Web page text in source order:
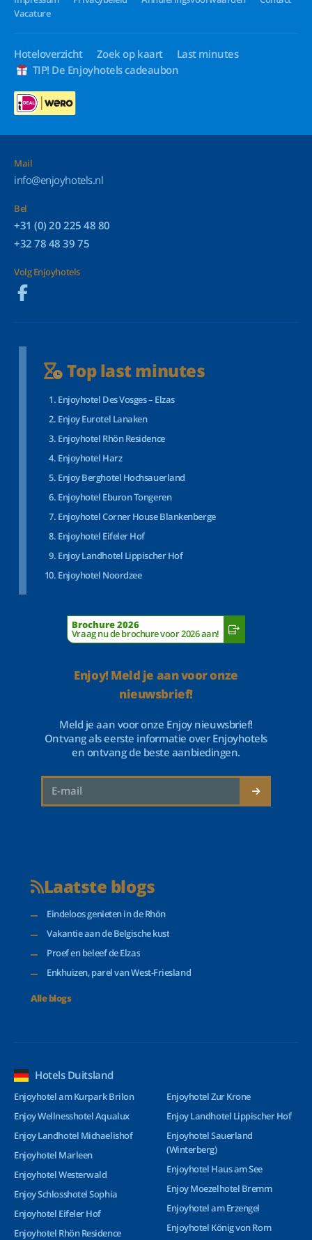
Vacature
Hoteloverzicht Zoek op kaart
Last minutes
TIP! De Enjoyhotels cadeaubon
Mail
info@enjoyhotels.nl
Bel
+31 (0) 20 225 48 80
+32 78 48 39 75
Volg Enjoyhotels
Top last minutes
Enjoyhotel Des Vosges – Elzas
Enjoy Eurotel Lanaken
Enjoyhotel Rhön Residence
Enjoyhotel Harz
Enjoy Berghotel Hochsauerland
Enjoyhotel Eburon Tongeren
Enjoyhotel Corner House Blankenberge
Enjoyhotel Eifeler Hof
Enjoy Landhotel Lippischer Hof
Enjoyhotel Noordzee
Brochure 2026
Vraag nu de brochure voor 2026 aan!
Enjoy! Meld je aan voor onze
nieuwsbrief!
Meld je aan voor onze Enjoy nieuwsbrief!
Ontvang als eerste informatie over Enjoyhotels
en ontvang de beste aanbiedingen.
Laatste blogs
Eindeloos genieten in de Rhön
Vakantie aan de Belgische kust
Proef en beleef de Elzas
Enkhuizen, parel van West-Friesland
Alle blogs
Hotels Duitsland
Enjoyhotel am Kurpark Brilon
Enjoy Wellnesshotel Aqualux
Enjoy Landhotel Michaelishof
Enjoyhotel Marleen
Enjoyhotel Westerwald
Enjoy Schlosshotel Sophia
Enjoyhotel Eifeler Hof
Enjoyhotel Rhön Residence
Enjoyhotel Zur Krone
Enjoy Landhotel Lippischer Hof
Enjoyhotel Sauerland
(Winterberg)
Enjoyhotel Haus am See
Enjoy Moezelhotel Bremm
Enjoyhotel am Erzengel
Enjoyhotel König von Rom